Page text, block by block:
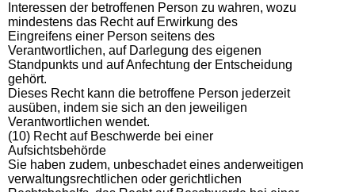
Interessen der betroffenen Person zu wahren, wozu
mindestens das Recht auf Erwirkung des
Eingreifens einer Person seitens des
Verantwortlichen, auf Darlegung des eigenen
Standpunkts und auf Anfechtung der Entscheidung
gehört.
Dieses Recht kann die betroffene Person jederzeit
ausüben, indem sie sich an den jeweiligen
Verantwortlichen wendet.
(10) Recht auf Beschwerde bei einer
Aufsichtsbehörde
Sie haben zudem, unbeschadet eines anderweitigen
verwaltungsrechtlichen oder gerichtlichen